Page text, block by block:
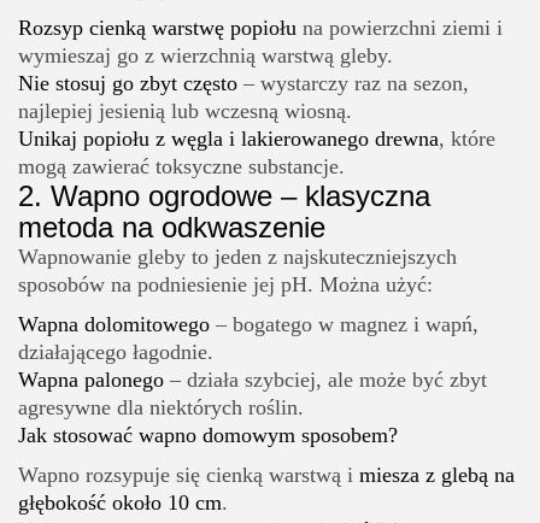
Rozsyp cienką warstwę popiołu na powierzchni ziemi i
wymieszaj go z wierzchnią warstwą gleby.
Nie stosuj go zbyt często – wystarczy raz na sezon,
najlepiej jesienią lub wczesną wiosną.
Unikaj popiołu z węgla i lakierowanego drewna, które
mogą zawierać toksyczne substancje.
2. Wapno ogrodowe – klasyczna
metoda na odkwaszenie
Wapnowanie gleby to jeden z najskuteczniejszych
sposobów na podniesienie jej pH. Można użyć:
Wapna dolomitowego – bogatego w magnez i wapń,
działającego łagodnie.
Wapna palonego – działa szybciej, ale może być zbyt
agresywne dla niektórych roślin.
Jak stosować wapno domowym sposobem?
Wapno rozsypuje się cienką warstwą i miesza z glebą na
głębokość około 10 cm.